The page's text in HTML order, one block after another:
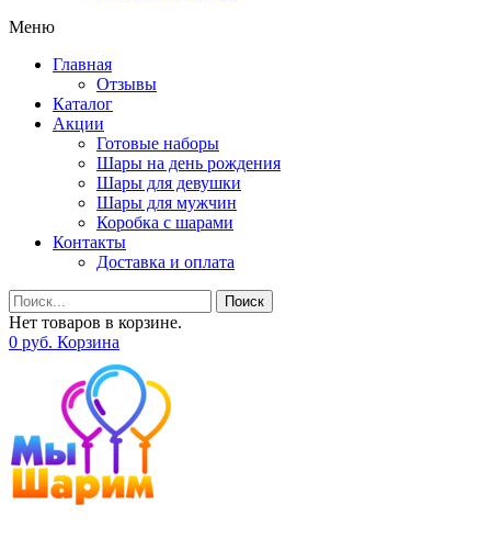
Меню
Главная
Отзывы
Каталог
Акции
Готовые наборы
Шары на день рождения
Шары для девушки
Шары для мужчин
Коробка с шарами
Контакты
Доставка и оплата
Поиск
Нет товаров в корзине.
0 руб. Корзина